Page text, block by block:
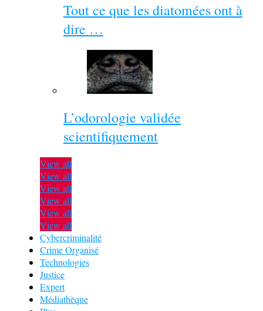
Tout ce que les diatomées ont à
dire …
L’odorologie validée
scientifiquement
View all
View all
View all
View all
View all
View all
Cybercriminalité
Crime Organisé
Technologies
Justice
Expert
Médiathèque